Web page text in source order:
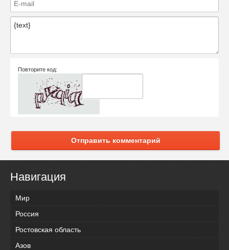
Повторите код:
Отправить комментарий
Навигация
Мир
Россия
Ростовская область
Азов